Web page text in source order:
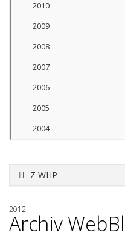
2010
2009
2008
2007
2006
2005
2004
Z WHP
2012
Archiv